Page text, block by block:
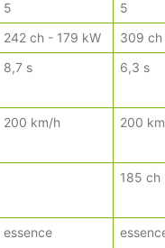
5
5
242 ch - 179 kW
309 ch
8,7 s 6,3 s
200 km/h 200
185 ch
essence